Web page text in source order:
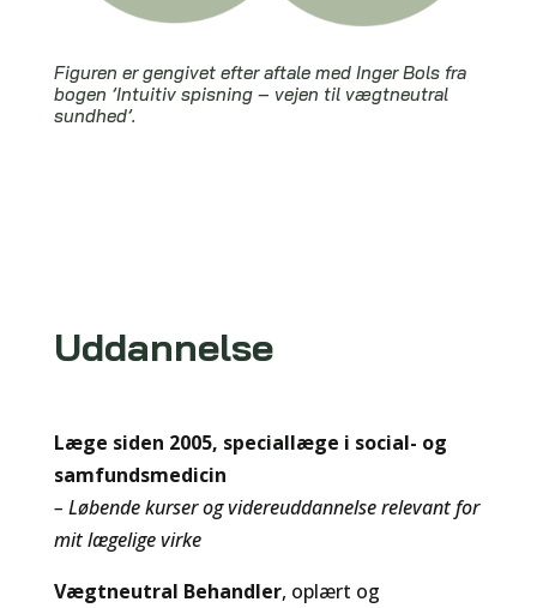
Figuren er gengivet efter aftale med Inger Bols fra
bogen ’Intuitiv spisning – vejen til vægtneutral
sundhed’.
Uddannelse
Læge siden 2005, speciallæge i social- og
samfundsmedicin
– Løbende kurser og videreuddannelse relevant for
mit lægelige virke
Vægtneutral Behandler, oplært og